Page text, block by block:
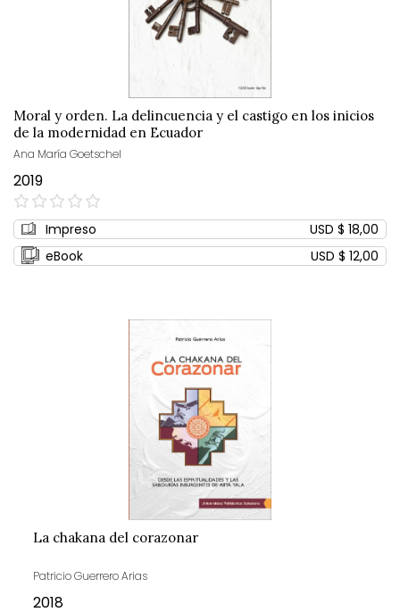
Moral y orden. La delincuencia y el castigo en los inicios
de la modernidad en Ecuador
Ana María Goetschel
2019
0%
Impreso
USD $ 18,00
eBook
USD $ 12,00
La chakana del corazonar
Patricio Guerrero Arias
2018